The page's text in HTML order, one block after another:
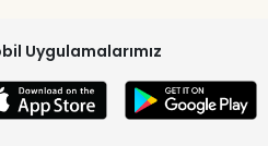
Uygulamalarımız